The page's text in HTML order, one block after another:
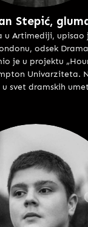
Stepić,
u Artimediji, upisao
odsek
je u projektu
Univarziteta.
svet dramskih